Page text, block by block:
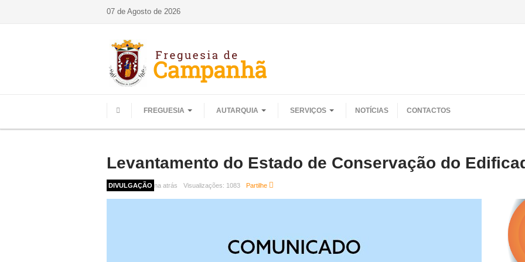
07 de Agosto de 2026
FREGUESIA AUTARQUIA SERVIÇOS NOTÍCIAS CONTACTOS
Levantamento do Estado de Conservação do
DIVULGAÇÃO
8 meses 1 semana atrás Visualizações: 1083 Partilhe